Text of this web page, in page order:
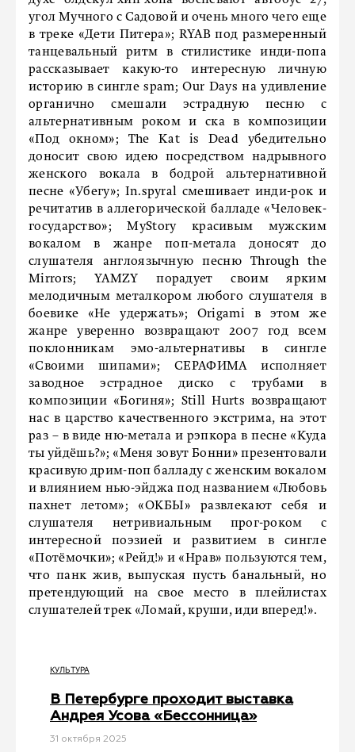
угол Мучного с Садовой и очень много чего еще
в треке «Дети Питера»; RYAB под размеренный
танцевальный ритм в стилистике инди-попа
рассказывает какую-то интересную личную
историю в сингле spam; Our Days на удивление
органично смешали эстрадную песню с
альтернативным роком и ска в композиции
«Под окном»; The Kat is Dead убедительно
доносит свою идею посредством надрывного
женского вокала в бодрой альтернативной
песне «Убегу»; In.spyral смешивает инди-рок и
речитатив в аллегорической балладе «Человек-
государство»; MyStory красивым мужским
вокалом в жанре поп-метала доносят до
слушателя англоязычную песню Through the
Mirrors; YAMZY порадует своим ярким
мелодичным металкором любого слушателя в
боевике «Не удержать»; Origami в этом же
жанре уверенно возвращают 2007 год всем
поклонникам эмо-альтернативы в сингле
«Своими шипами»; СЕРАФИМА исполняет
заводное эстрадное диско с трубами в
композиции «Богиня»; Still Hurts возвращают
нас в царство качественного экстрима, на этот
раз – в виде ню-метала и рэпкора в песне «Куда
ты уйдёшь?»; «Меня зовут Бонни» презентовали
красивую дрим-поп балладу с женским вокалом
и влиянием нью-эйджа под названием «Любовь
пахнет летом»; «ОКБЫ» развлекают себя и
слушателя нетривиальным прог-роком с
интересной поэзией и развитием в сингле
«Потёмочки»; «Рейд!» и «Нрав» пользуются тем,
что панк жив, выпуская пусть банальный, но
претендующий на свое место в плейлистах
слушателей трек «Ломай, круши, иди вперед!».
КУЛЬТУРА
В Петербурге проходит выставка
Андрея Усова «Бессонница»
31 октября 2025